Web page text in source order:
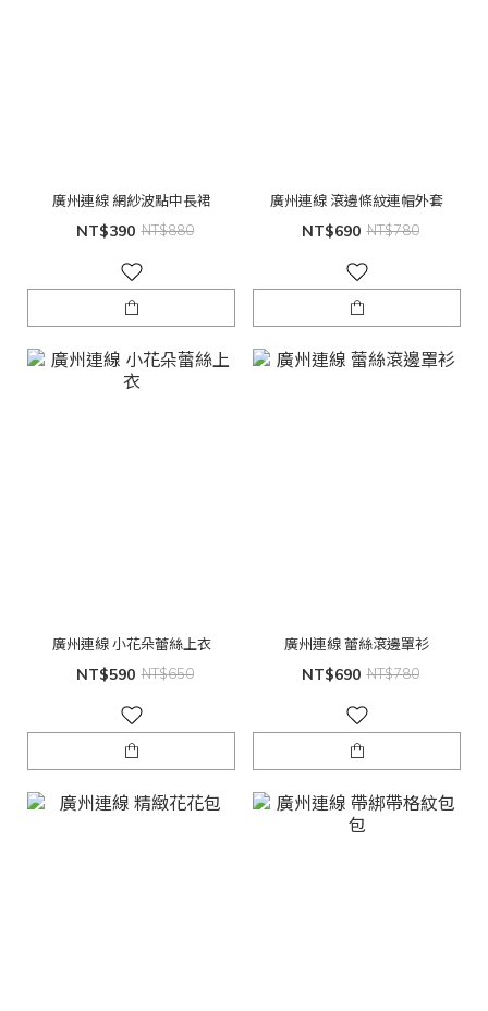
廣州連線 網紗波點中長裙
NT$390 NT$880
廣州連線 滾邊條紋連帽外套
NT$690 NT$780
廣州連線 小花朵蕾絲上衣
NT$590 NT$650
廣州連線 蕾絲滾邊罩衫
NT$690 NT$780